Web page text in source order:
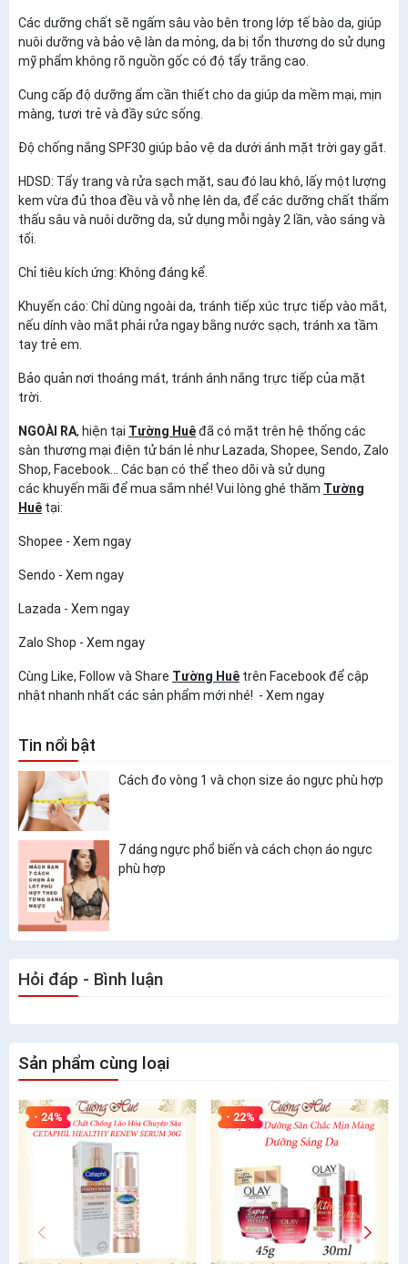
Các dưỡng chất sẽ ngấm sâu vào bên trong lớp tế bào da, giúp
nuôi dưỡng và bảo vệ làn da mỏng, da bị tổn thương do sử dụng
mỹ phẩm không rõ nguồn gốc có độ tẩy trắng cao.
Cung cấp độ dưỡng ẩm cần thiết cho da giúp da mềm mại, mịn
màng, tươi trẻ và đầy sức sống.
Độ chống nắng SPF30 giúp bảo vệ da dưới ánh mặt trời gay gắt.
HDSD: Tẩy trang và rửa sạch mặt, sau đó lau khô, lấy một lượng
kem vừa đủ thoa đều và vỗ nhẹ lên da, để các dưỡng chất thẩm
thấu sâu và nuôi dưỡng da, sử dụng mỗi ngày 2 lần, vào sáng và
tối.
Chỉ tiêu kích ứng: Không đáng kể.
Khuyến cáo: Chỉ dùng ngoài da, tránh tiếp xúc trực tiếp vào mắt,
nếu dính vào mắt phải rửa ngay bằng nước sạch, tránh xa tầm
tay trẻ em.
Bảo quản nơi thoáng mát, tránh ánh nắng trực tiếp của mặt
trời.
NGOÀI RA, hiện tại Tường Huêđã có mặt trên hệ thống các
sàn thương mại điện tử bán lẻ như Lazada, Shopee, Sendo, Zalo
Shop, Facebook... Các bạn có thể theo dõi và sử dụng
các khuyến mãi để mua sắm nhé! Vui lòng ghé thăm Tường
Huê tại:
Shopee - Xem ngay
Sendo - Xem ngay
Lazada - Xem ngay
Zalo Shop - Xem ngay
Cùng Like, Follow và Share Tường Huê trên Facebookđể cập
nhật nhanh nhất các sản phẩm mới nhé! - Xem ngay
Tin nổi bật
Cách đo vòng 1 và chọn size áo ngực phù hợp
7 dáng ngực phổ biến và cách chọn áo ngực
phù hợp
Hỏi đáp - Bình luận
Sản phẩm cùng loại
- 24% - 22%